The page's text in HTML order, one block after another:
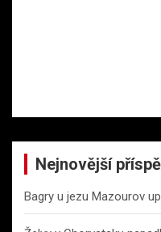
Nejnovější
Bagry u jezu Mazourov